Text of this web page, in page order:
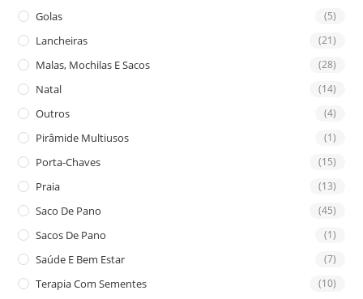
Golas (5)
Lancheiras (21)
Malas, Mochilas E Sacos (28)
Natal (14)
Outros (4)
Pirâmide Multiusos (1)
Porta-Chaves (15)
Praia (13)
Saco De Pano (45)
Sacos De Pano (1)
Saúde E Bem Estar (7)
Terapia Com Sementes (10)